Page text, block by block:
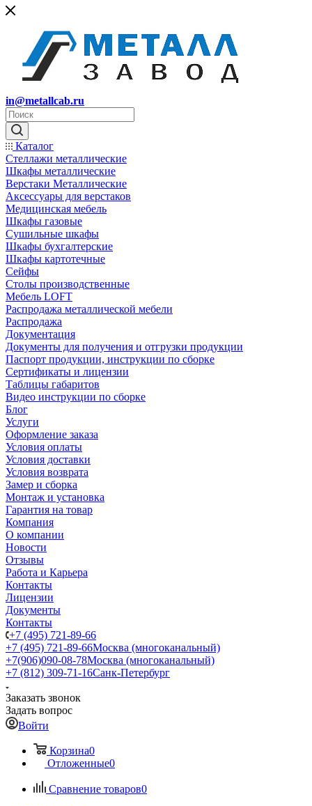
in@metallcab.ru
Каталог
Стеллажи металлические
Шкафы металлические
Верстаки Металлические
Аксессуары для верстаков
Медицинская мебель
Шкафы газовые
Сушильные шкафы
Шкафы бухгалтерские
Шкафы картотечные
Сейфы
Столы производственные
Мебель LOFT
Распродажа металлической мебели
Распродажа
Документация
Документы для получения и отгрузки продукции
Паспорт продукции, инструкции по сборке
Сертификаты и лицензии
Таблицы габаритов
Видео инструкции по сборке
Блог
Услуги
Оформление заказа
Условия оплаты
Условия доставки
Условия возврата
Замер и сборка
Монтаж и установка
Гарантия на товар
Компания
О компании
Новости
Отзывы
Работа и Карьера
Контакты
Лицензии
Документы
Контакты
+7 (495) 721-89-66
+7 (495) 721-89-66Москва (многоканальный)
+7(906)090-08-78Москва (многоканальный)
+7 (812) 309-71-16Санк-Петербург
Заказать звонок
Задать вопрос
Войти
Корзина0
Отложенные0
Сравнение товаров0